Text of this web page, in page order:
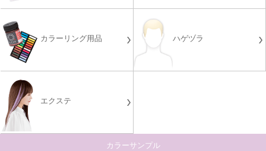
カラーリング用品 ハゲヅラ
エクステ
カラーサンプル